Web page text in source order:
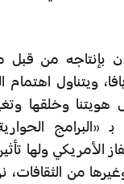
ويتناول اهتمام
وخلقها
«البرامج
الأمريكي ولها